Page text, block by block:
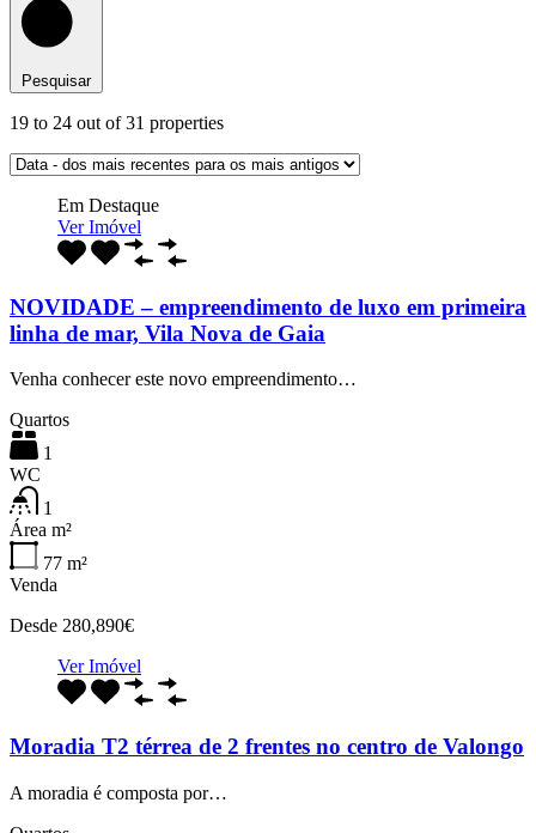
Pesquisar
19 to 24 out of 31 properties
Em Destaque
Ver Imóvel
NOVIDADE – empreendimento de luxo em primeira
linha de mar, Vila Nova de Gaia
Venha conhecer este novo empreendimento…
Quartos
1
WC
1
Área m²
77 m²
Venda
Desde 280,890€
Ver Imóvel
Moradia T2 térrea de 2 frentes no centro de Valongo
A moradia é composta por…